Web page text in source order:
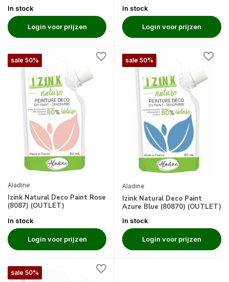
In stock
Login voor prijzen
In stock
Login voor prijzen
sale 50%
Aladine
Izink Natural Deco Paint Rose
(8087) (OUTLET)
In stock
Login voor prijzen
sale 50%
Aladine
Izink Natural Deco Paint
Azure Blue (80870) (OUTLET)
In stock
Login voor prijzen
sale 50%